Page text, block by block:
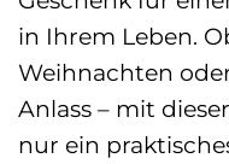
in Ihrem Leben.
Weihnachten
Anlass – mit
nur ein